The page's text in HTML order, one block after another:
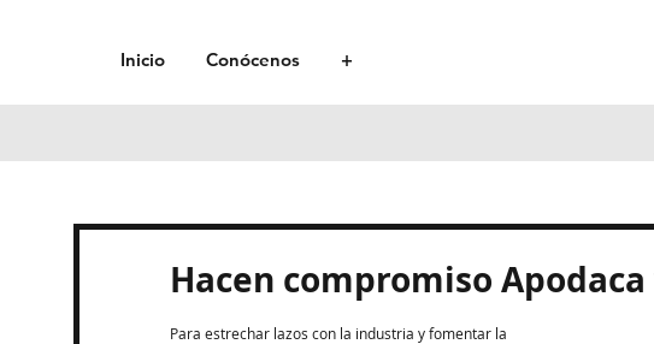
Inicio Conócenos +
Hacen compromiso Apodaca
Para estrechar lazos con la industria y fomentar la